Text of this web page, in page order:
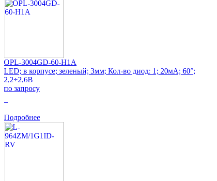
OPL-3004GD-60-H1A
LED; в корпусе; зеленый; 3мм; Кол-во диод: 1; 20мА; 60°;
2,2÷2,6В
по запросу
Подробнее